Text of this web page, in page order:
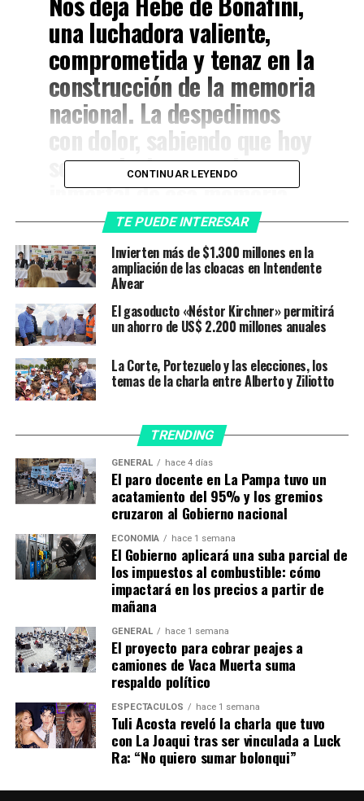
una luchadora valiente,
comprometida y tenaz en la
construcción de la memoria
nacional. La despedimos
con dolor, sabiendo que hoy
se convierte en parte
inmortal de esa memoria.
pic.twitter.com/J674JGu0nF
— Sergio Ziliotto
(@ZiliottoSergio)
November 20, 2022
También la despidió el intendente Luciano di Nápoli.
«Ejemplo de lucha, de ideales, de compromiso y
Marcaste a fuego a toda nuestra generación. HLVS
(hasta la victoria siempre) querida compañera Hebe…»,
expresó el jefe comunal santarroseño.
El diputado provincial Espartaco Marín expresó:
«Gracias por decir y hacer lo que había que hacer,
cuando y donde había que hacerlo. Que en Paz descanses
compañera Hebe ??», señaló.
El Movimiento Popular Pampeano por los Derechos
Madres que parió nuestra P/Matria enfrentando al
GENOCIDIO del Terrorismo de Estado y construyendo
Democracia con Memoria».
Y agregó: «Enalteció la militancia política, plantándose
contra los gobiernos antipopulares y practicando la
solidaridad internacional entre los pueblos y el derecho
tu lucha y te decimos Hasta la victoria y hasta
CONTINUAR LEYENDO
TE PUEDE INTERESAR
Invierten más de $1.300 millones en la
ampliación de las cloacas en Intendente
Alvear
El gasoducto «Néstor Kirchner» permitirá
un ahorro de US$ 2.200 millones anuales
La Corte, Portezuelo y las elecciones, los
temas de la charla entre Alberto y Ziliotto
TRENDING
GENERAL hace 4 días
El paro docente en La Pampa tuvo un
acatamiento del 95% y los gremios
cruzaron al Gobierno nacional
ECONOMÍA hace 1 semana
El Gobierno aplicará una suba parcial de
los impuestos al combustible: cómo
impactará en los precios a partir de
mañana
GENERAL hace 1 semana
El proyecto para cobrar peajes a
camiones de Vaca Muerta suma
respaldo político
ESPECTÁCULOS hace 1 semana
Tuli Acosta reveló la charla que tuvo
con La Joaqui tras ser vinculada a Luck
Ra: “No quiero sumar bolonqui”